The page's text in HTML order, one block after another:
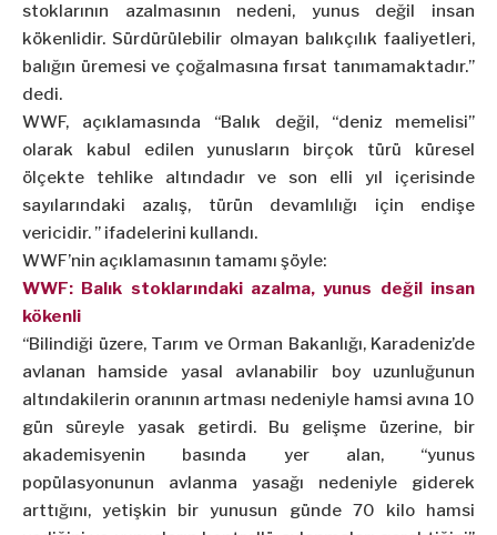
stoklarının azalmasının nedeni, yunus değil insan
kökenlidir. Sürdürülebilir olmayan balıkçılık faaliyetleri,
balığın üremesi ve çoğalmasına fırsat tanımamaktadır.”
dedi.
WWF, açıklamasında “Balık değil, “deniz memelisi”
olarak kabul edilen yunusların birçok türü küresel
ölçekte tehlike altındadır ve son elli yıl içerisinde
sayılarındaki azalış, türün devamlılığı için endişe
vericidir. ” ifadelerini kullandı.
WWF’nin açıklamasının tamamı şöyle:
WWF: Balık stoklarındaki azalma, yunus değil insan
kökenli
“Bilindiği üzere, Tarım ve Orman Bakanlığı, Karadeniz’de
avlanan hamside yasal avlanabilir boy uzunluğunun
altındakilerin oranının artması nedeniyle hamsi avına 10
gün süreyle yasak getirdi. Bu gelişme üzerine, bir
akademisyenin basında yer alan, “yunus
popülasyonunun avlanma yasağı nedeniyle giderek
arttığını, yetişkin bir yunusun günde 70 kilo hamsi